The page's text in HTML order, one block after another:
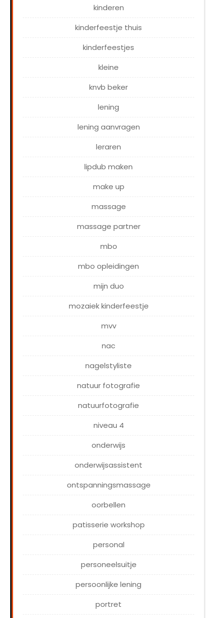
kinderen
kinderfeestje thuis
kinderfeestjes
kleine
knvb beker
lening
lening aanvragen
leraren
lipdub maken
make up
massage
massage partner
mbo
mbo opleidingen
mijn duo
mozaiek kinderfeestje
mvv
nac
nagelstyliste
natuur fotografie
natuurfotografie
niveau 4
onderwijs
onderwijsassistent
ontspanningsmassage
oorbellen
patisserie workshop
personal
personeelsuitje
persoonlijke lening
portret